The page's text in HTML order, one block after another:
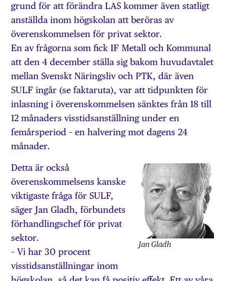
grund för att förändra LAS kommer även statligt
anställda inom högskolan att beröras av
överenskommelsen för privat sektor.
En av frågorna som fick IF Metall och Kommunal
att den 4 december ställa sig bakom huvudavtalet
mellan Svenskt Näringsliv och PTK, där även
SULF ingår (se faktaruta), var att tidpunkten för
inlasning i överenskommelsen sänktes från 18 till
12 månaders visstidsanställning under en
femårsperiod – en halvering mot dagens 24
månader.
Jan Gladh
Detta är också
överenskommelsens kanske
viktigaste fråga för SULF,
säger Jan Gladh, förbundets
förhandlingschef för privat
sektor.
– Vi har 30 procent
visstidsanställningar inom